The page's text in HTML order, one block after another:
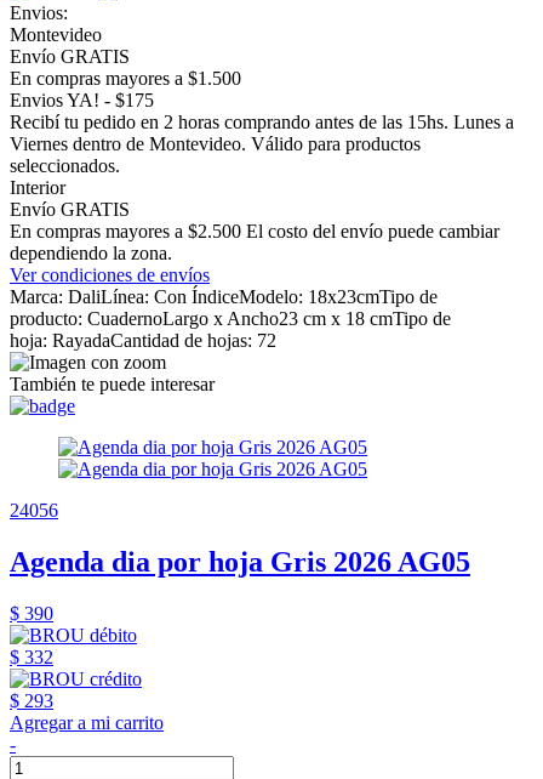
Envios:
Montevideo
Envío GRATIS
En compras mayores a $1.500
Envios YA! - $175
Recibí tu pedido en 2 horas comprando antes de las 15hs. Lunes a
Viernes dentro de Montevideo. Válido para productos
seleccionados.
Interior
Envío GRATIS
En compras mayores a $2.500 El costo del envío puede cambiar
dependiendo la zona.
Ver condiciones de envíos
Marca: DaliLínea: Con ÍndiceModelo: 18x23cmTipo de
producto: CuadernoLargo x Ancho23 cm x 18 cmTipo de
hoja: RayadaCantidad de hojas: 72
También te puede interesar
24056
Agenda dia por hoja Gris 2026 AG05
$ 390
$ 332
$ 293
Agregar a mi carrito
-